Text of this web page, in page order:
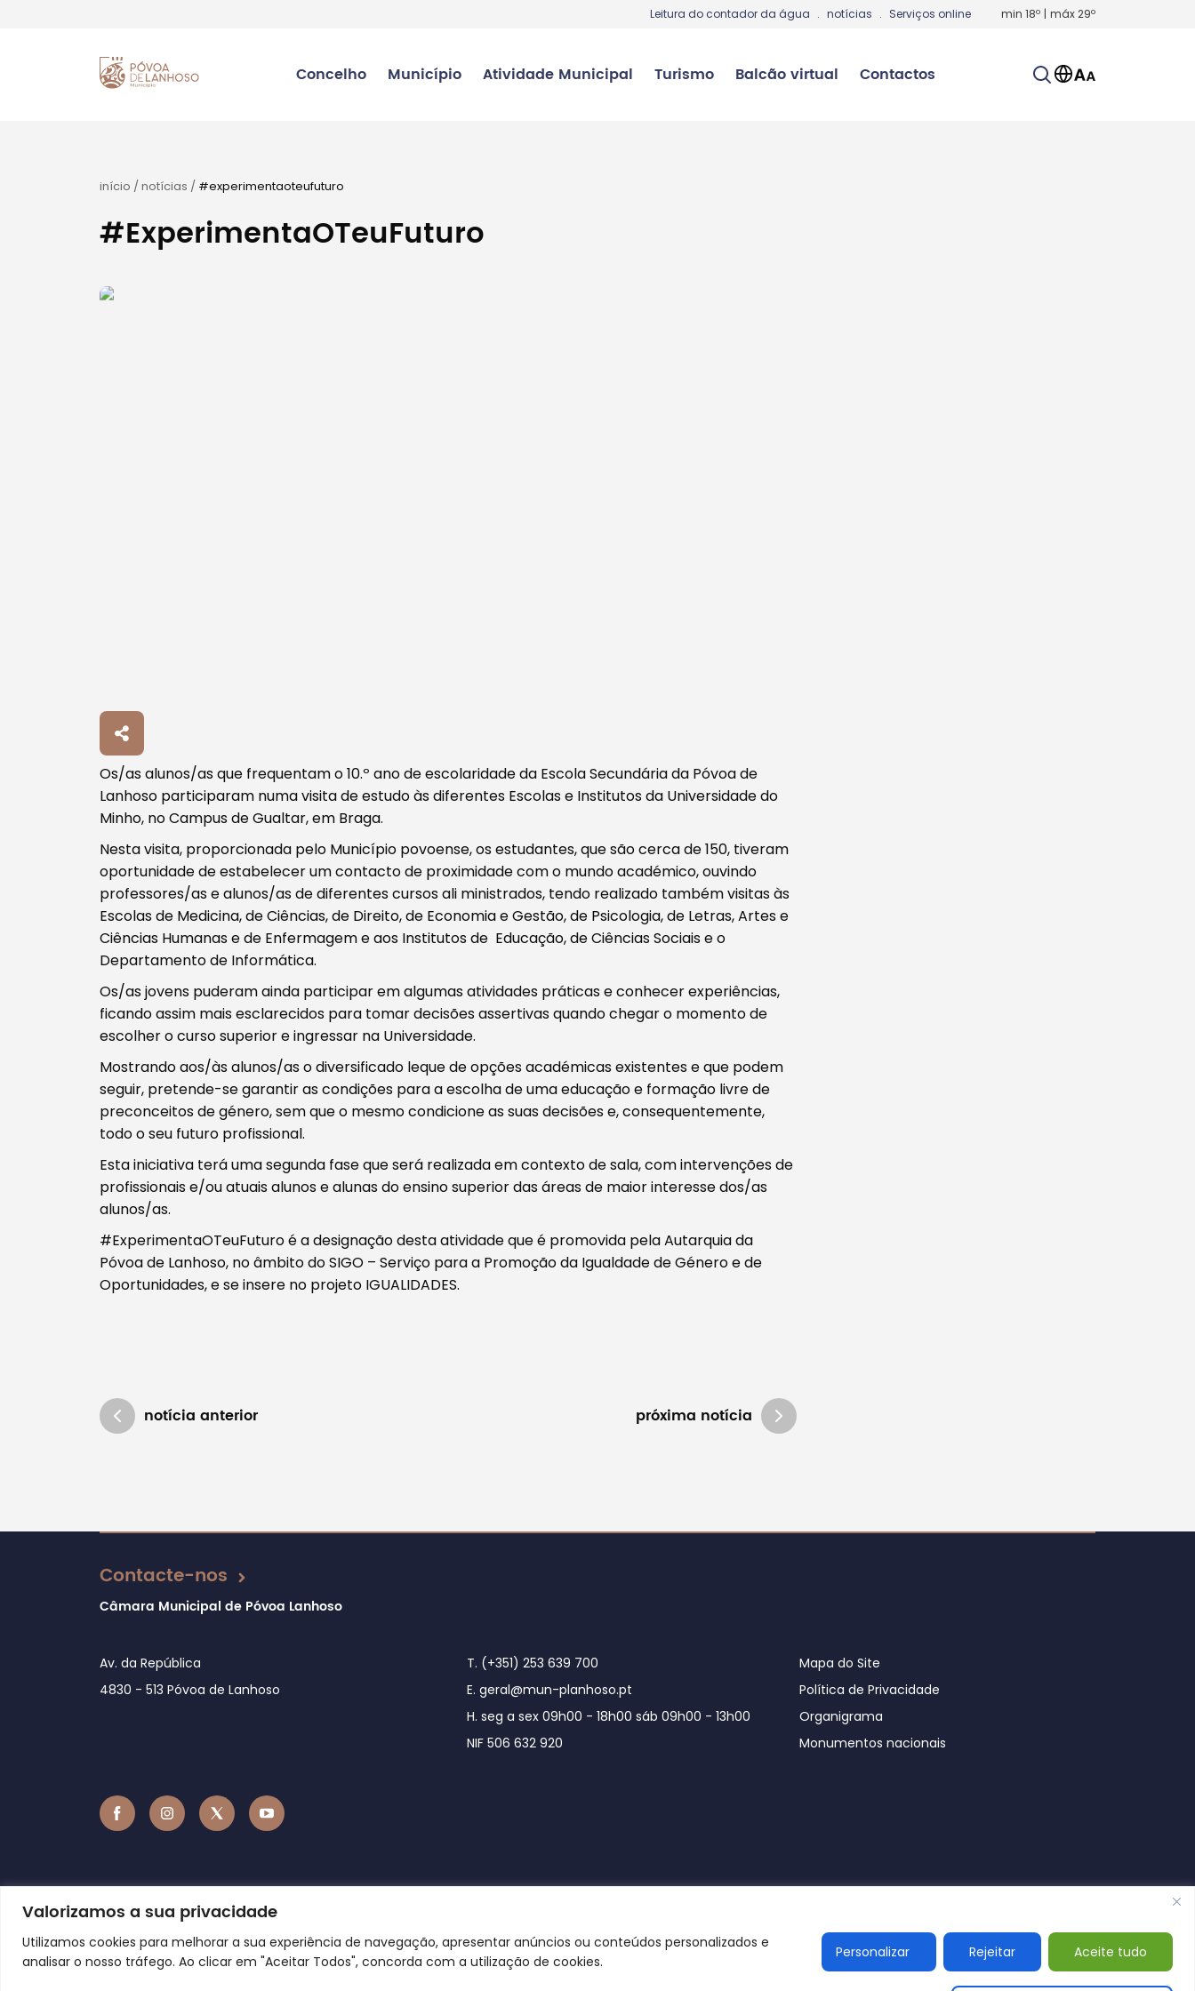
Valorizamos a sua privacidade
Utilizamos cookies para melhorar a sua experiência de navegação, apresentar anúncios ou conteúdos personalizados e
analisar o nosso tráfego. Ao clicar em "Aceitar Todos", concorda com a utilização de cookies.
Personalizar Rejeitar Aceite tudo
Leitura do contador da água . notícias . Serviços online min 18º | máx29º
Concelho Município Atividade Municipal Turismo Balcão virtual Contactos
Procurar
Tipo de conteúdo
Filtros
início /notícias / #experimentaoteufuturo
#ExperimentaOTeuFuturo
Os/as alunos/as que frequentam o 10.º ano de escolaridade da Escola Secundária da Póvoa de
Lanhoso participaram numa visita de estudo às diferentes Escolas e Institutos da Universidade do
Minho, no Campus de Gualtar, em Braga.
Nesta visita, proporcionada pelo Município povoense, os estudantes, que são cerca de 150, tiveram
oportunidade de estabelecer um contacto de proximidade com o mundo académico, ouvindo
professores/as e alunos/as de diferentes cursos ali ministrados, tendo realizado também visitas às
Escolas de Medicina, de Ciências, de Direito, de Economia e Gestão, de Psicologia, de Letras, Artes e
Ciências Humanas e de Enfermagem e aos Institutos de Educação, de Ciências Sociais e o
Departamento de Informática.
Os/as jovens puderam ainda participar em algumas atividades práticas e conhecer experiências,
ficando assim mais esclarecidos para tomar decisões assertivas quando chegar o momento de
escolher o curso superior e ingressar na Universidade.
Mostrando aos/às alunos/as o diversificado leque de opções académicas existentes e que podem
seguir, pretende-se garantir as condições para a escolha de uma educação e formação livre de
preconceitos de género, sem que o mesmo condicione as suas decisões e, consequentemente,
todo o seu futuro profissional.
Esta iniciativa terá uma segunda fase que será realizada em contexto de sala, com intervenções de
profissionais e/ou atuais alunos e alunas do ensino superior das áreas de maior interesse dos/as
alunos/as.
#ExperimentaOTeuFuturo é a designação desta atividade que é promovida pela Autarquia da
Póvoa de Lanhoso, no âmbito do SIGO – Serviço para a Promoção da Igualdade de Género e de
Oportunidades, e se insere no projeto IGUALIDADES.
notícia anterior próxima notícia
Atualizado em 05/05/2022
Contacte-nos
Câmara Municipal de Póvoa Lanhoso
Av. da República
4830 - 513 Póvoa de Lanhoso
T. (+351) 253 639 700
E. geral@mun-planhoso.pt
H. seg a sex 09h00 - 18h00 sáb 09h00 - 13h00
NIF 506 632 920
Mapa do Site
Política de Privacidade
Organigrama
Monumentos nacionais